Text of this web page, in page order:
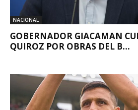
NACIONAL
GOBERNADOR GIACAMAN
QUIROZ POR OBRAS DEL B...